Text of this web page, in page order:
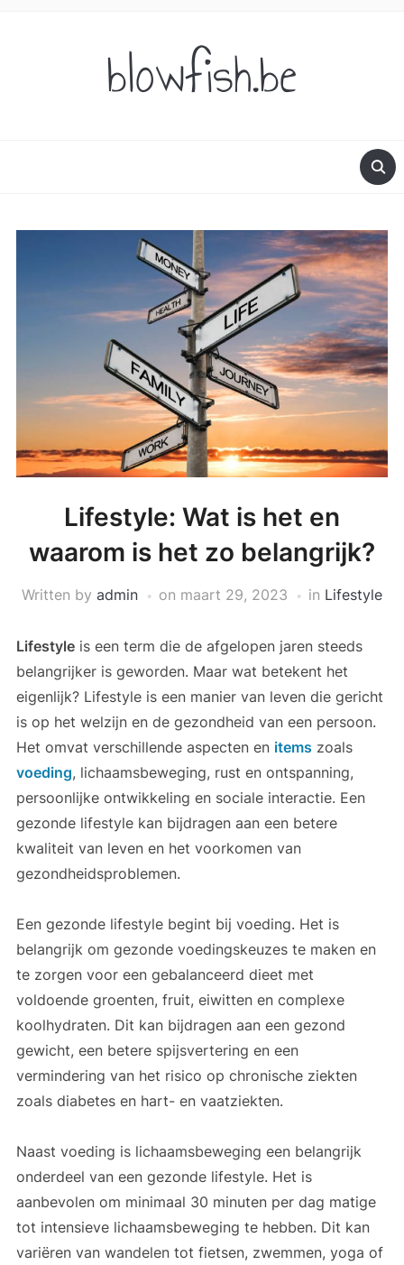
blowfish.be
Lifestyle: Wat is het en
waarom is het zo belangrijk?
Written by admin on maart 29, 2023 in Lifestyle
Lifestyleis een term die de afgelopen jaren steeds
belangrijker is geworden. Maar wat betekent het
eigenlijk? Lifestyle is een manier van leven die gericht
is op het welzijn en de gezondheid van een persoon.
Het omvat verschillende aspecten en items zoals
voeding, lichaamsbeweging, rust en ontspanning,
persoonlijke ontwikkeling en sociale interactie. Een
gezonde lifestyle kan bijdragen aan een betere
kwaliteit van leven en het voorkomen van
gezondheidsproblemen.
Een gezonde lifestyle begint bij voeding. Het is
belangrijk om gezonde voedingskeuzes te maken en
te zorgen voor een gebalanceerd dieet met
voldoende groenten, fruit, eiwitten en complexe
koolhydraten. Dit kan bijdragen aan een gezond
gewicht, een betere spijsvertering en een
vermindering van het risico op chronische ziekten
zoals diabetes en hart- en vaatziekten.
Naast voeding is lichaamsbeweging een belangrijk
onderdeel van een gezonde lifestyle. Het is
aanbevolen om minimaal 30 minuten per dag matige
tot intensieve lichaamsbeweging te hebben. Dit kan
variëren van wandelen tot fietsen, zwemmen, yoga of